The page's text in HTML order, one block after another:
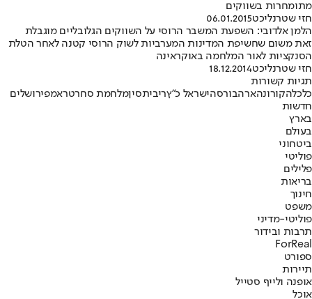
מתומחרות בשווקים
חזי שטרנליכט06.01.2015
הלמן אלדובי: השפעת המשבר הרוסי על השווקים הגלובליים מוגבלת
זאת משום שחשיפת המדינות המערביות לשוק הרוסי קטנה לאחר הטלת
הסנקציות לאור המלחמה באוקראינה
חזי שטרנליכט18.12.2014
תגיות קשורות
כלכלהקורונהארהבורסהישראל כ"ץריביתסיןמלחמת סחרטראמפירושלים
חדשות
בארץ
בעולם
ביטחוני
פוליטי
פלילים
בריאות
חינוך
משפט
פוליטי-מדיני
תרבות ובידור
ForReal
ספורט
תיירות
אופנה ולייף סטייל
אוכל